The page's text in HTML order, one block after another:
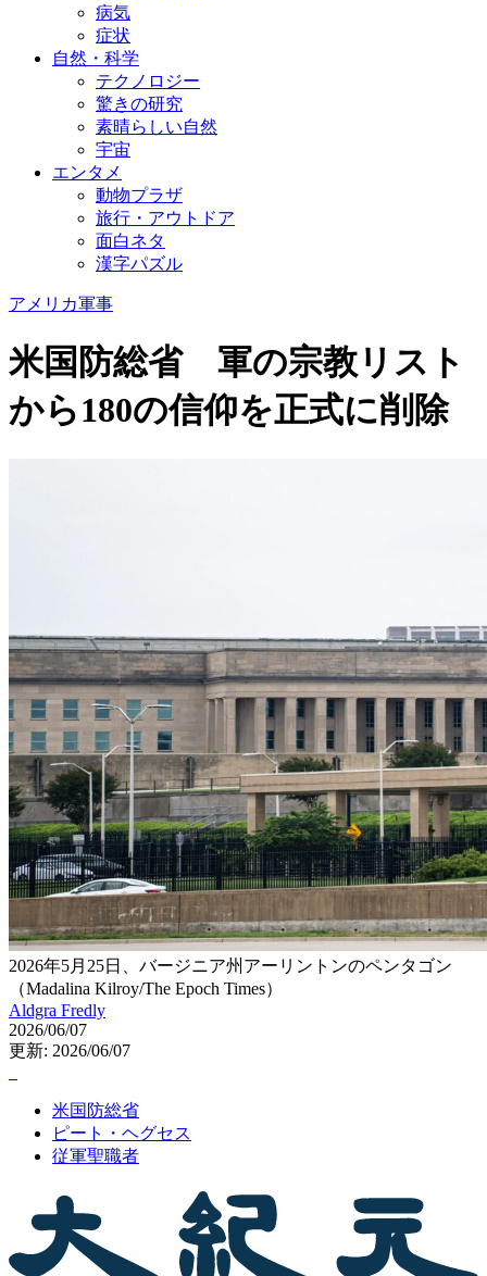
病気
症状
自然・科学
テクノロジー
驚きの研究
素晴らしい自然
宇宙
エンタメ
動物プラザ
旅行・アウトドア
面白ネタ
漢字パズル
アメリカ軍事
米国防総省 軍の宗教リスト
から180の信仰を正式に削除
2026年5月25日、バージニア州アーリントンのペンタゴン
（Madalina Kilroy/The Epoch Times）
Aldgra Fredly
2026/06/07
更新: 2026/06/07
米国防総省
ピート・ヘグセス
従軍聖職者